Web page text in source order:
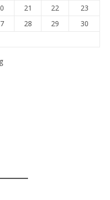
21 22
23
28 29
30